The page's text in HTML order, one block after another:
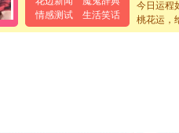
情感测试
生活笑话
[元旦]当
泣，这痛
卖了。水
今日运程
桃花运，